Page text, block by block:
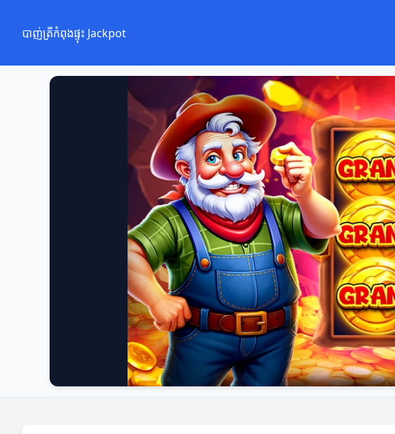
បាញ់ត្រីកំពុងផ្ទុះ Jackpot